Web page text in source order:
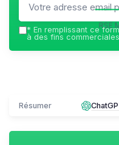
RSE
* En remplissant ce
à des fins
Résumer